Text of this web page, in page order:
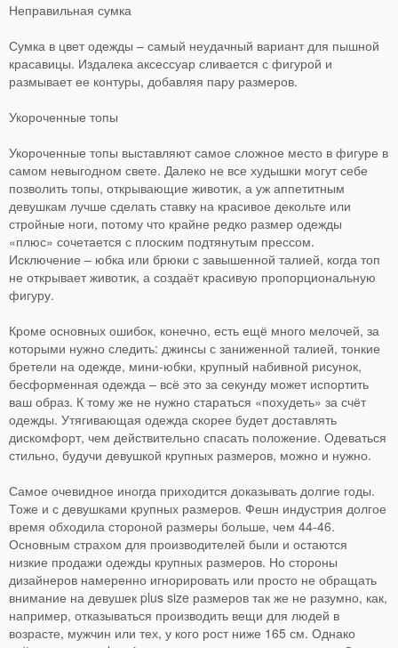
Неправильная сумка
Сумка в цвет одежды – самый неудачный вариант для пышной
красавицы. Издалека аксессуар сливается с фигурой и
размывает ее контуры, добавляя пару размеров.
Укороченные топы
Укороченные топы выставляют самое сложное место в фигуре в
самом невыгодном свете. Далеко не все худышки могут себе
позволить топы, открывающие животик, а уж аппетитным
девушкам лучше сделать ставку на красивое декольте или
стройные ноги, потому что крайне редко размер одежды
«плюс» сочетается с плоским подтянутым прессом.
Исключение – юбка или брюки с завышенной талией, когда топ
не открывает животик, а создаёт красивую пропорциональную
фигуру.
Кроме основных ошибок, конечно, есть ещё много мелочей, за
которыми нужно следить: джинсы с заниженной талией, тонкие
бретели на одежде, мини-юбки, крупный набивной рисунок,
бесформенная одежда – всё это за секунду может испортить
ваш образ. К тому же не нужно стараться «похудеть» за счёт
одежды. Утягивающая одежда скорее будет доставлять
дискомфорт, чем действительно спасать положение. Одеваться
стильно, будучи девушкой крупных размеров, можно и нужно.
Самое очевидное иногда приходится доказывать долгие годы.
Тоже и с девушками крупных размеров. Фешн индустрия долгое
время обходила стороной размеры больше, чем 44-46.
Основным страхом для производителей были и остаются
низкие продажи одежды крупных размеров. Но стороны
дизайнеров намеренно игнорировать или просто не обращать
внимание на девушек plus size размеров так же не разумно, как,
например, отказываться производить вещи для людей в
возрасте, мужчин или тех, у кого рост ниже 165 см. Однако